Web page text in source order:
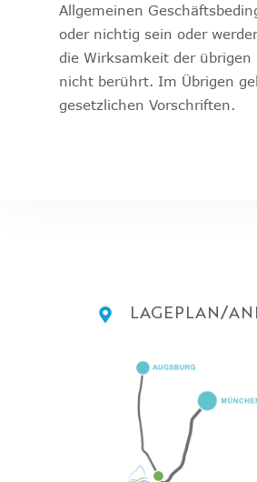
Allgemeinen
oder nichtig sein oder
die Wirksamkeit der übrigen
nicht berührt. Im Übrigen
gesetzlichen Vorschriften.
LAGEPLAN/